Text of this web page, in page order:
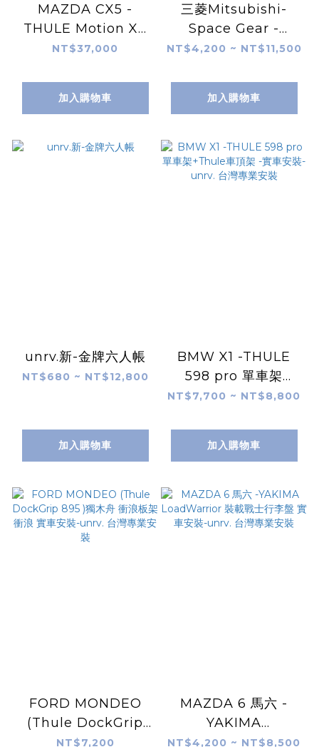
MAZDA CX5 -
THULE Motion XT
M 車頂行李箱 實車安
裝
NT$37,000
加入購物車
三菱Mitsubishi-
Space Gear -
YAKIMA
戰士置物籃 實車安裝-
unrv. 台灣專業安裝
NT$4,200 ~ NT$11,500
加入購物車
unrv.新-金牌六人帳
NT$680 ~ NT$12,800
加入購物車
BMW X1 -THULE
598 pro 單車架
+Thule車頂架 -實車
安裝
NT$7,700 ~ NT$8,800
加入購物車
FORD MONDEO
(Thule DockGrip
895 )獨木舟 衝浪板架
NT$7,200
MAZDA 6 馬六 -
YAKIMA
LoadWarrior 裝載戰
NT$4,200 ~ NT$8,500